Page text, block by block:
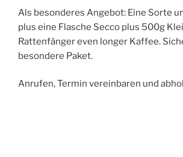
Als besonderes Angebot: Eine Sorte
plus eine Flasche Secco plus 500g
Rattenfänger even longer Kaffee.
besondere Paket.
Anrufen, Termin vereinbaren und